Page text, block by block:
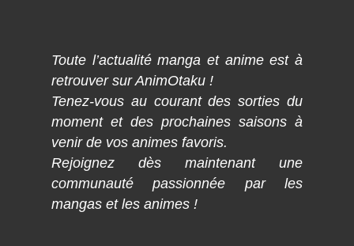
Toute l’actualité manga et anime est à
retrouver sur AnimOtaku !
Tenez-vous au courant des sorties du
moment et des prochaines saisons à
venir de vos animes favoris.
Rejoignez dès maintenant une
communauté passionnée par les
mangas et les animes !